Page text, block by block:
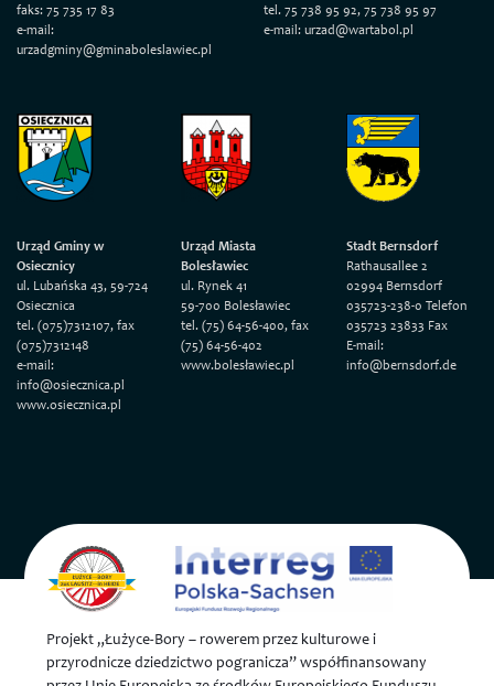
faks: 75 735 17 83
e-mail:
urzadgminy@gminaboleslawiec.pl
tel. 75 738 95 92, 75 738 95 97
e-mail: urzad@wartabol.pl
Urząd Gminy w
Osiecznicy
ul. Lubańska 43, 59-724
Osiecznica
tel. (075)7312107, fax
(075)7312148
e-mail:
info@osiecznica.pl
www.osiecznica.pl
Urząd Miasta
Bolesławiec
ul. Rynek 41
59-700 Bolesławiec
tel. (75) 64-56-400, fax
(75) 64-56-402
www.bolesławiec.pl
Stadt Bernsdorf
Rathausallee 2
02994 Bernsdorf
035723-238-0 Telefon
035723 23833 Fax
E-mail:
info@bernsdorf.de
Projekt „Łużyce-Bory – rowerem przez kulturowe i
przyrodnicze dziedzictwo pogranicza” współfinansowany